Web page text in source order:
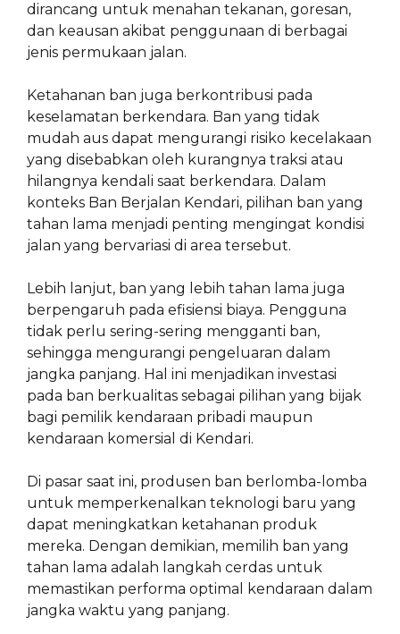
dirancang untuk menahan tekanan, goresan,
dan keausan akibat penggunaan di berbagai
jenis permukaan jalan.
Ketahanan ban juga berkontribusi pada
keselamatan berkendara. Ban yang tidak
mudah aus dapat mengurangi risiko kecelakaan
yang disebabkan oleh kurangnya traksi atau
hilangnya kendali saat berkendara. Dalam
konteks Ban Berjalan Kendari, pilihan ban yang
tahan lama menjadi penting mengingat kondisi
jalan yang bervariasi di area tersebut.
Lebih lanjut, ban yang lebih tahan lama juga
berpengaruh pada efisiensi biaya. Pengguna
tidak perlu sering-sering mengganti ban,
sehingga mengurangi pengeluaran dalam
jangka panjang. Hal ini menjadikan investasi
pada ban berkualitas sebagai pilihan yang bijak
bagi pemilik kendaraan pribadi maupun
kendaraan komersial di Kendari.
Di pasar saat ini, produsen ban berlomba-lomba
untuk memperkenalkan teknologi baru yang
dapat meningkatkan ketahanan produk
mereka. Dengan demikian, memilih ban yang
tahan lama adalah langkah cerdas untuk
memastikan performa optimal kendaraan dalam
jangka waktu yang panjang.